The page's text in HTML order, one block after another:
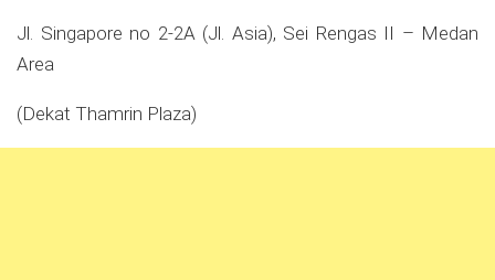
Jl. Singapore no 2-2A (Jl. Asia), Sei Rengas II – Medan
Area
(Dekat Thamrin Plaza)